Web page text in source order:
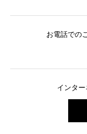
お電話での
インタ